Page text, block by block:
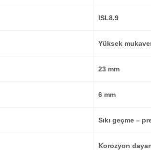
ISL8.9
Yüksek
23 mm
6 mm
Sıkı geçme –
Korozyon